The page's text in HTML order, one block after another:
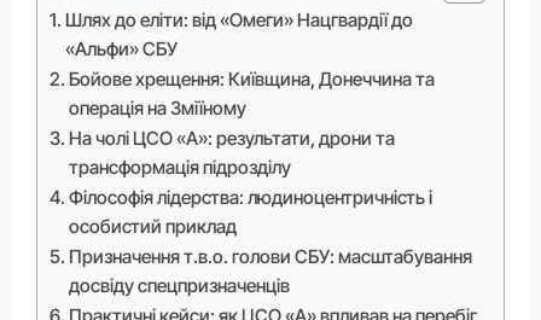
Шлях до еліти: від «Омеги» Нацгвардії до
«Альфи» СБУ
Бойове хрещення: Київщина, Донеччина та
операція на Зміїному
На чолі ЦСО «А»: результати, дрони та
трансформація підрозділу
Філософія лідерства: людиноцентричність і
особистий приклад
Призначення т.в.о. голови СБУ: масштабування
досвіду спецпризначенців